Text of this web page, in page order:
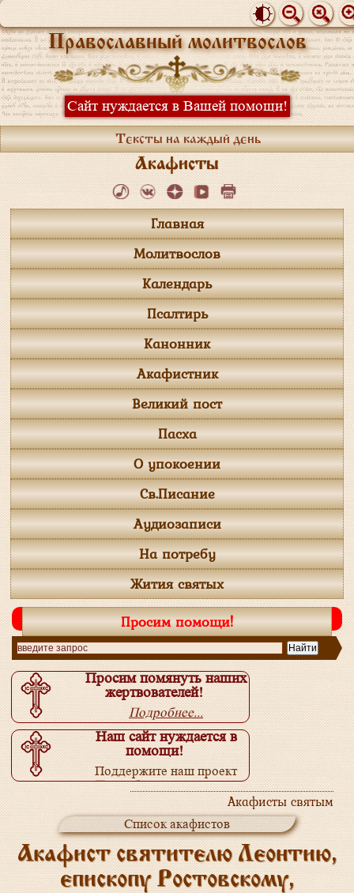
Православный молитвослов
Сайт нуждается в Вашей помощи!
Тексты на каждый день
Акафисты
Главная
Молитвослов
Календарь
Псалтирь
Канонник
Акафистник
Великий пост
Пасха
О упокоении
Св.Писание
Аудиозаписи
На потребу
Жития святых
Просим помощи!
Просим помянуть наших
жертвователей!
Подробнее...
Наш сайт нуждается в
помощи!
Поддержите наш проект
Подробнее...
Акафисты святым
Список акафистов
Акафист святителю Леонтию,
епископу Ростовскому,